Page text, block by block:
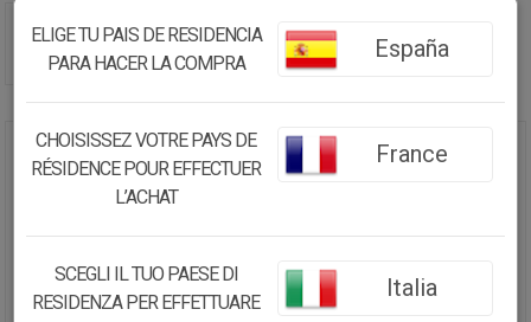
PLACA DE PARED DE METAL ROJA
27X0,6X50
18.74€
ELIGE TU PAIS DE RESIDENCIA
PARA HACER LA COMPRA
España
CHOISISSEZ VOTRE PAYS DE
RÉSIDENCE POUR EFFECTUER
L’ACHAT
France
SCEGLI IL TUO PAESE DI
RESIDENZA PER EFFETTUARE
Italia